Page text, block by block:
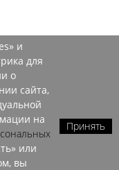
и
для
о
сайта,
на
или
вы
Принять